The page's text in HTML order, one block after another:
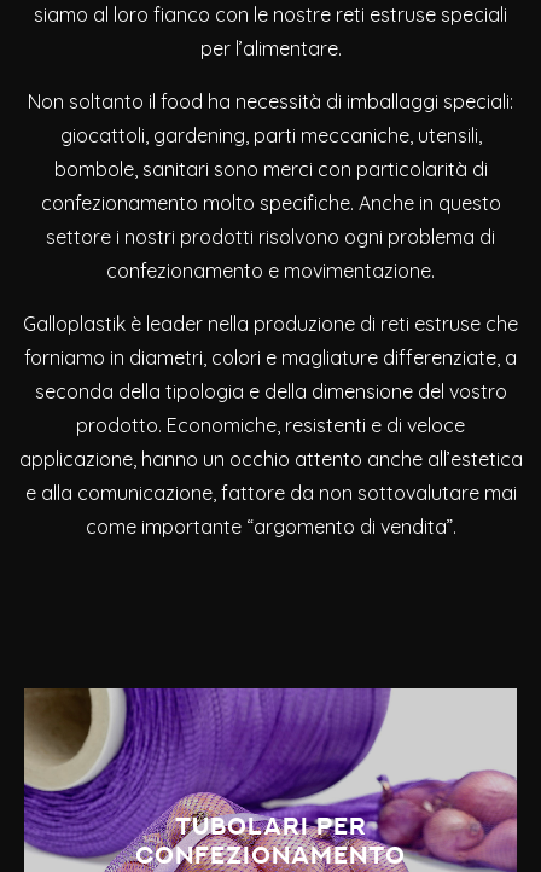
siamo al loro fianco con le nostre reti estruse speciali
per l’alimentare.
Non soltanto il food ha necessità di imballaggi speciali:
giocattoli, gardening, parti meccaniche, utensili,
bombole, sanitari sono merci con particolarità di
confezionamento molto specifiche. Anche in questo
settore i nostri prodotti risolvono ogni problema di
confezionamento e movimentazione.
Galloplastik è leader nella produzione di reti estruse che
forniamo in diametri, colori e magliature differenziate, a
seconda della tipologia e della dimensione del vostro
prodotto. Economiche, resistenti e di veloce
applicazione, hanno un occhio attento anche all’estetica
e alla comunicazione, fattore da non sottovalutare mai
come importante “argomento di vendita”.
Tubolari per
confezionamento